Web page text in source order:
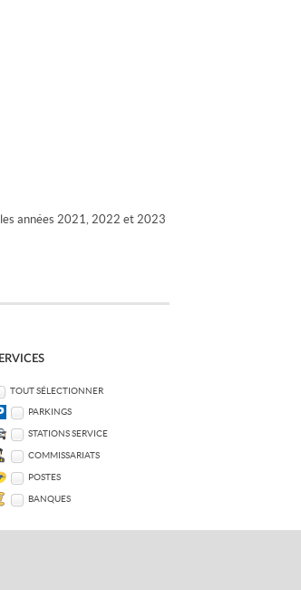
années 2021, 2022 et 2023
TOUT SÉLECTIONNER
PARKINGS
STATIONS SERVICE
COMMISSARIATS
POSTES
BANQUES